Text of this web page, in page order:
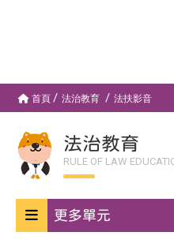
首頁 法治教育 法扶影音
法治教育
RULE OF LAW
更多單元